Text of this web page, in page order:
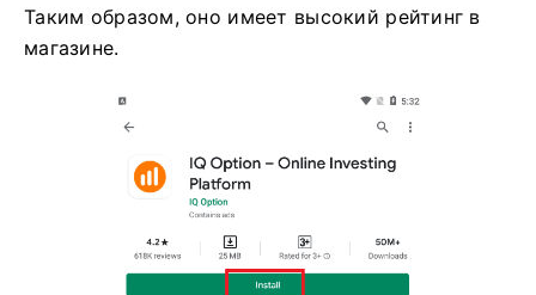
Таким образом, оно имеет высокий рейтинг в
магазине.